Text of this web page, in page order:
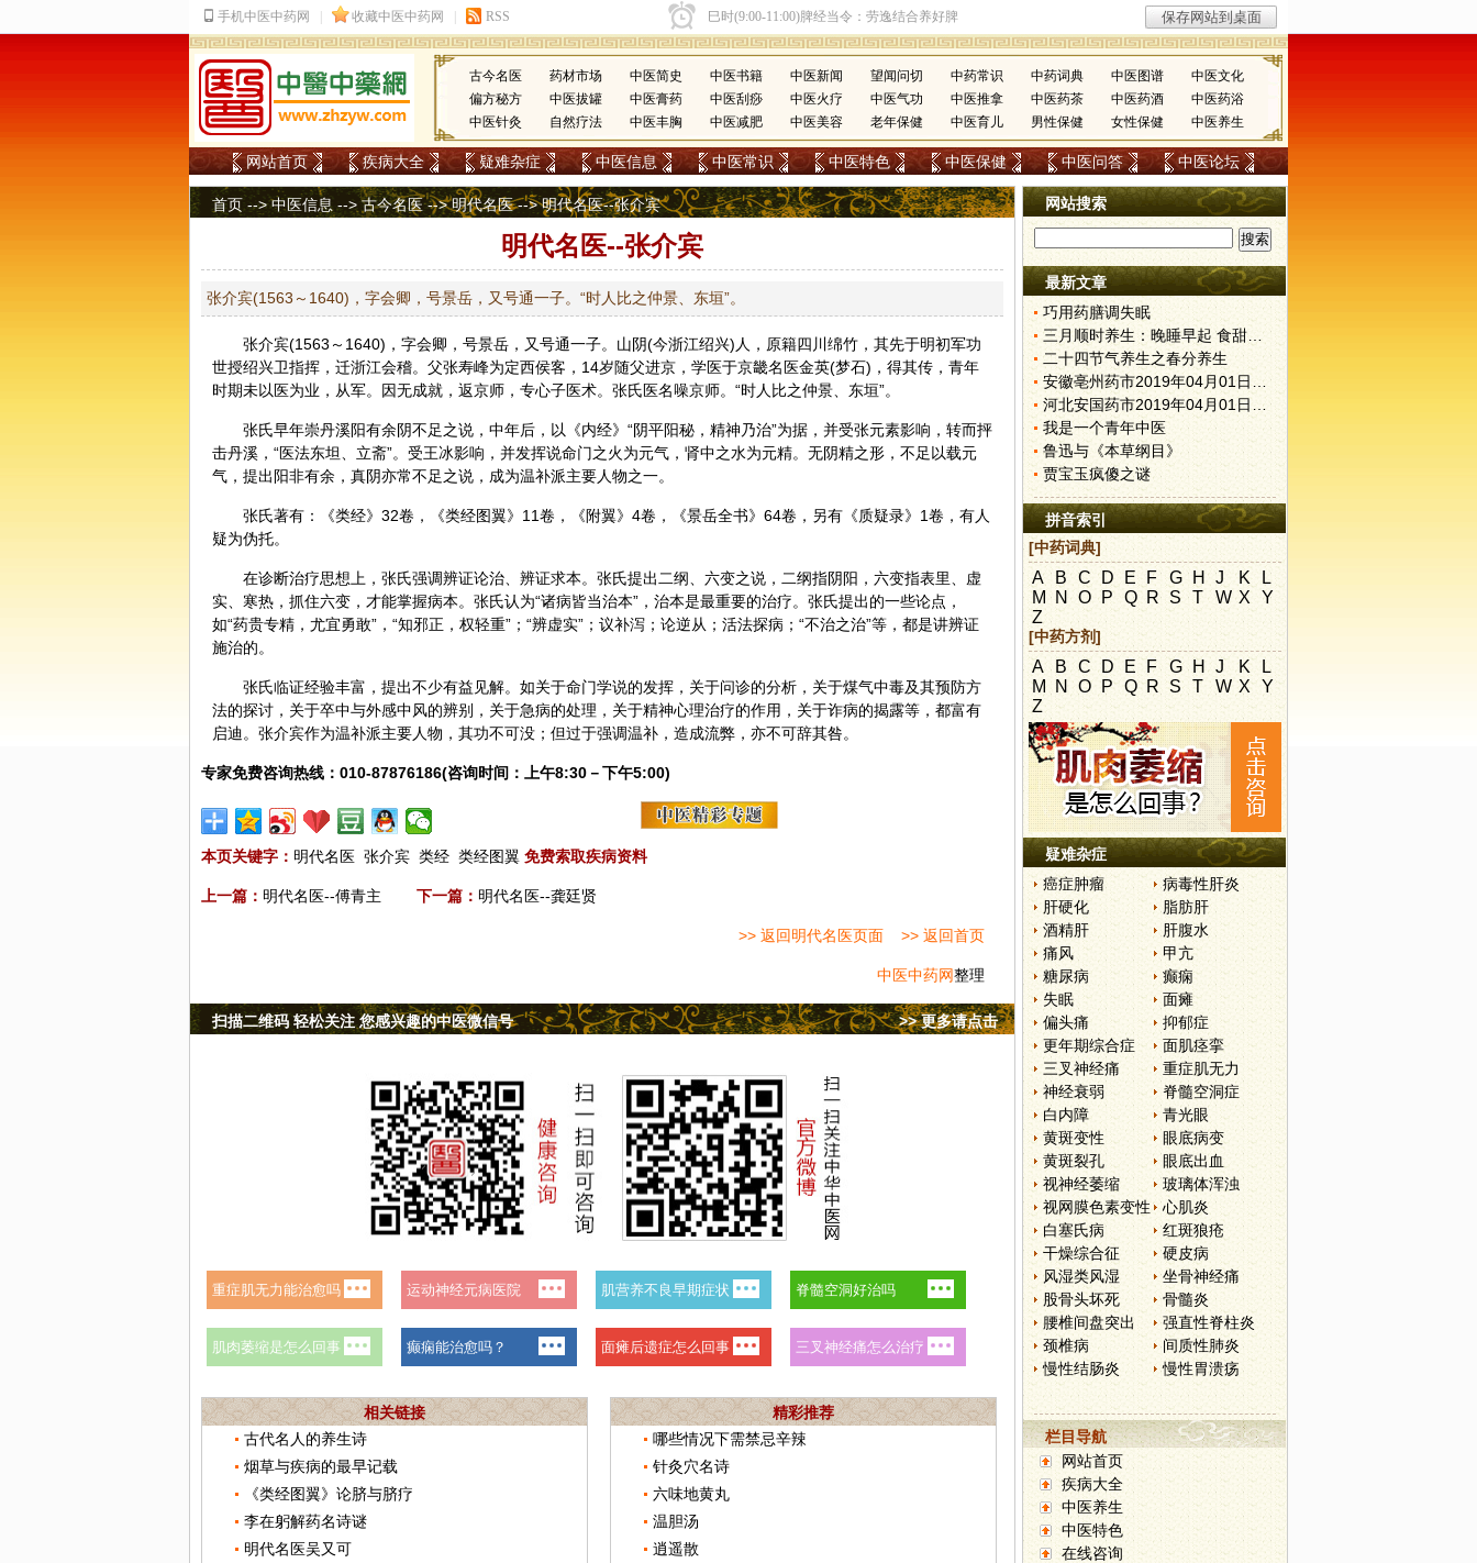
古今名医 药材市场 中医简史 中医书籍 中医新闻 望闻问切 中药常识 中药词典 中医图谱
中医文化
偏方秘方
中医拔罐 中医膏药 中医刮痧 中医火疗 中医气功 中医推拿 中医药茶 中医药酒
中医药浴
中医针灸
自然疗法 中医丰胸 中医减肥 中医美容 老年保健 中医育儿 男性保健 女性保健 中医养生
网站首页 疾病大全 疑难杂症 中医信息 中医常识 中医特色 中医保健 中医问答 中医论坛
首页 -->中医信息 -->古今名医-->明代名医--> 明代名医--张介宾
明代名医--张介宾
张介宾(1563～1640)，字会卿，号景岳，又号通一子。“时人比之仲景、东垣”。
张介宾(1563～1640)，字会卿，号景岳，又号通一子。山阴(今浙江绍兴)人，原籍四川绵竹，其先于明初军功
世授绍兴卫指挥，迁浙江会稽。父张寿峰为定西侯客，14岁随父进京，学医于京畿名医金英(梦石)，得其传，青年
时期未以医为业，从军。因无成就，返京师，专心子医术。张氏医名噪京师。“时人比之仲景、东垣”。
张氏早年崇丹溪阳有余阴不足之说，中年后，以《内经》“阴平阳秘，精神乃治”为据，并受张元素影响，转而抨
击丹溪，“医法东坦、立斋”。受王冰影响，并发挥说命门之火为元气，肾中之水为元精。无阴精之形，不足以载元
气，提出阳非有余，真阴亦常不足之说，成为温补派主要人物之一。
张氏著有：《类经》32卷，《类经图翼》11卷，《附翼》4卷，《景岳全书》64卷，另有《质疑录》1卷，有人
疑为伪托。
在诊断治疗思想上，张氏强调辨证论治、辨证求本。张氏提出二纲、六变之说，二纲指阴阳 ，六变指表里、虚
实、寒热，抓住六变，才能掌握病本。张氏认为“诸病皆当治本”，治本是最重要的治疗。张氏提出的一些论点，
如“药贵专精，尤宜勇敢”，“知邪正，权轻重”；“辨虚实”；议补泻；论逆从；活法探病；“不治之治”等，都是讲辨证
施治的。
张氏临证经验丰富，提出不少有益见解。如关于命门学说的发挥，关于问诊的分析，关于煤气中毒及其预防方
法的探讨，关于卒中与外感中风的辨别，关于急病的处理，关于精神心理治疗的作用，关于诈病的揭露等，都富有
启迪。张介宾作为温补派主要人物，其功不可没；但过于强调温补，造成流弊，亦不可辞其咎。
专家免费咨询热线：010-87876186(咨询时间：上午8:30－下午5:00)
本页关键字： 明代名医 张介宾 类经 类经图翼 免费索取疾病资料
上一篇： 明代名医--傅青主 下一篇： 明代名医--龚廷贤
>> 返回明代名医页面 >> 返回首页
中医中药网整理
>> 更多请点击
扫描二维码 轻松关注 您感兴趣的中医微信号
相关链接
古代名人的养生诗
烟草与疾病的最早记载
《类经图翼》论脐与脐疗
李在躬解药名诗谜
明代名医吴又可
精彩推荐
哪些情况下需禁忌辛辣
针灸穴名诗
六味地黄丸
温胆汤
逍遥散
网站搜索
最新文章
巧用药膳调失眠
三月顺时养生：晚睡早起 食甜养肝
二十四节气养生之春分养生
安徽亳州药市2019年04月01日快讯
河北安国药市2019年04月01日快讯
我是一个青年中医
鲁迅与《本草纲目》
贾宝玉疯傻之谜
拼音索引
[中药词典]
A B C D E F G H J K
L
M N O P Q R S T W X
Y
Z
[中药方剂]
A B C D E F G H J K
L
M N O P Q R S T W X
Y
Z
疑难杂症
癌症肿瘤
病毒性肝炎
肝硬化
脂肪肝
酒精肝
肝腹水
痛风
甲亢
糖尿病
癫痫
失眠
面瘫
偏头痛
抑郁症
更年期综合症
面肌痉挛
三叉神经痛
重症肌无力
神经衰弱
脊髓空洞症
白内障
青光眼
黄斑变性
眼底病变
黄斑裂孔
眼底出血
视神经萎缩
玻璃体浑浊
视网膜色素变性
心肌炎
白塞氏病
红斑狼疮
干燥综合征
硬皮病
风湿类风湿
坐骨神经痛
股骨头坏死
骨髓炎
腰椎间盘突出
强直性脊柱炎
颈椎病
间质性肺炎
慢性结肠炎
慢性胃溃疡
栏目导航
网站首页
疾病大全
中医养生
中医特色
在线咨询